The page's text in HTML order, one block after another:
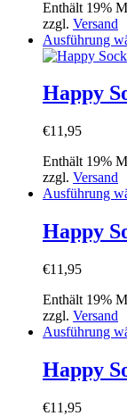
Enthält 19%
zzgl. Versand
Ausführung
Happy
€11,95
Enthält 19%
zzgl. Versand
Ausführung
Happy
€11,95
Enthält 19%
zzgl. Versand
Ausführung
Happy
€11,95